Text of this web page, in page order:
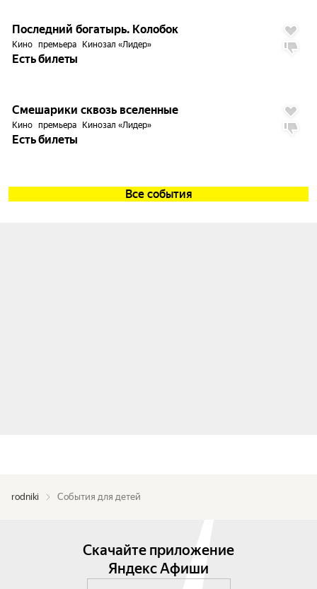
2.3
Последний богатырь. Колобок
Кино премьера Кинозал «Лидер»
Есть билеты
6.0
Смешарики сквозь вселенные
Кино премьера Кинозал «Лидер»
Есть билеты
Все события
rodniki События для детей
Скачайте приложение
Яндекс Афиши